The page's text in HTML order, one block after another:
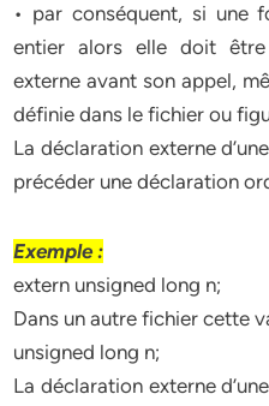
• par conséquent, si une
entier alors elle doit
externe avant son appel,
définie dans le fichier ou
La déclaration externe
précéder une déclaration
Exemple :
extern unsigned long n;
Dans un autre fichier cette
unsigned long n;
La déclaration externe